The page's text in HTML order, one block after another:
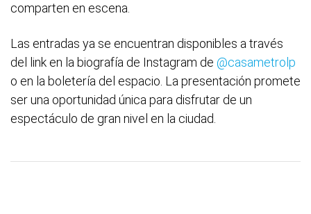
comparten en escena.
Las entradas ya se encuentran disponibles a través
del link en la biografía de Instagram de @casametrolp
o en la boletería del espacio. La presentación promete
ser una oportunidad única para disfrutar de un
espectáculo de gran nivel en la ciudad.